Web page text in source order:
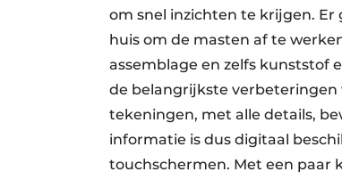
om snel inzichten te krijgen.
huis om de masten af te
assemblage en zelfs kunststof
de belangrijkste verbeteringen
tekeningen, met alle details,
informatie is dus digitaal
touchschermen. Met een paar